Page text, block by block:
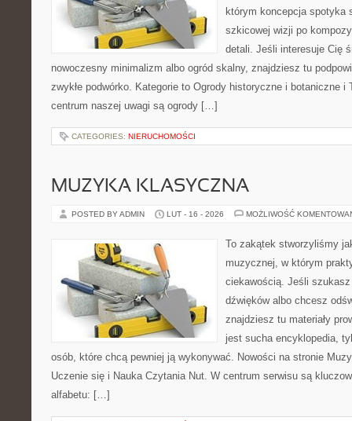
którym koncepcja spotyka
szkicowej wizji po
detali. Jeśli interesuje Cię
nowoczesny minimalizm albo ogród skalny, znajdziesz tu
zwykłe podwórko. Kategorie to Ogrody historyczne i botaniczne i
centrum naszej uwagi są ogrody […]
CATEGORIES: NIERUCHOMOŚCI
MUZYKA KLASYCZNA
POSTED BY ADMIN LUT - 16 - 2026 MOŻLIWOŚĆ
To zakątek stworzyliśmy
muzycznej, w którym
ciekawością. Jeśli
dźwięków albo chcesz
znajdziesz tu materiały
jest sucha encyklopedia,
osób, które chcą pewniej ją wykonywać. Nowości na stronie
Uczenie się i Nauka Czytania Nut. W centrum serwisu są
alfabetu: […]